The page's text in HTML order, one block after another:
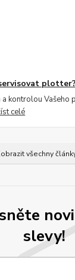
kontrolou Vašeho
celé
všechny
slevy!